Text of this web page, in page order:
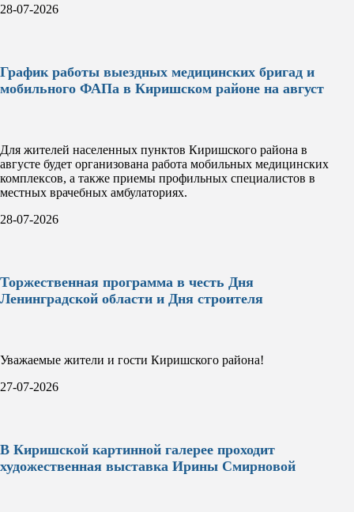
28-07-2026
График работы выездных медицинских бригад и
мобильного ФАПа в Киришском районе на август
Для жителей населенных пунктов Киришского района в
августе будет организована работа мобильных медицинских
комплексов, а также приемы профильных специалистов в
местных врачебных амбулаториях.
28-07-2026
Торжественная программа в честь Дня
Ленинградской области и Дня строителя
Уважаемые жители и гости Киришского района!
27-07-2026
В Киришской картинной галерее проходит
художественная выставка Ирины Смирновой